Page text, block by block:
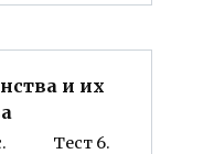
и их
Тест 6.